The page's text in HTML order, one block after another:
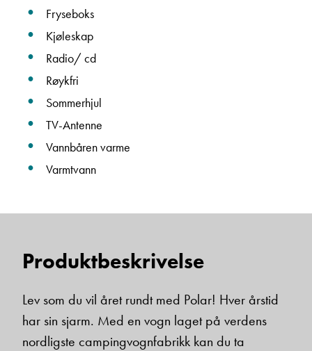
Verksmester
Vis telefon
Vis epost
Fryseboks
Kjøleskap
Radio/ cd
Røykfri
Sommerhjul
TV-Antenne
Vannbåren varme
Varmtvann
Produktbeskrivelse
Lev som du vil året rundt med Polar! Hver årstid
har sin sjarm. Med en vogn laget på verdens
nordligste campingvognfabrikk kan du ta